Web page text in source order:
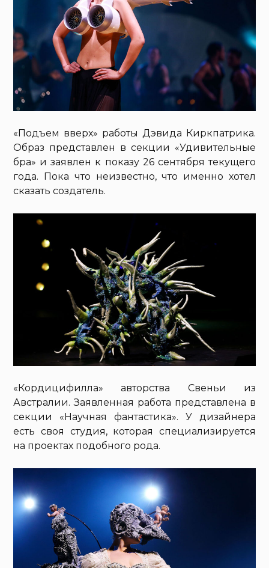
«Подъем вверх» работы Дэвида Киркпатрика.
Образ представлен в секции «Удивительные
бра» и заявлен к показу 26 сентября текущего
года. Пока что неизвестно, что именно хотел
сказать создатель.
«Кордицифилла» авторства Свеньи из
Австралии. Заявленная работа представлена в
секции «Научная фантастика». У дизайнера
есть своя студия, которая специализируется
на проектах подобного рода.